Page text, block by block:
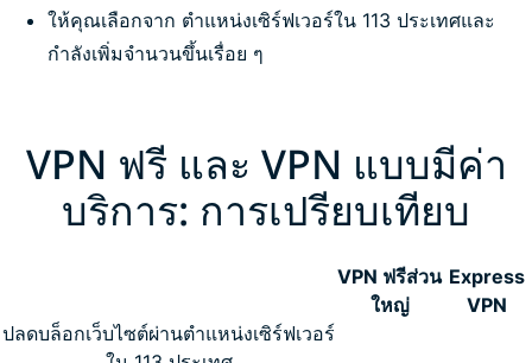
ให้คุณเลือกจาก ตำแหน่งเซิร์ฟเวอร์ใน 113 ประเทศและ
กำลังเพิ่มจำนวนขึ้นเรื่อย ๆ
VPN ฟรี และ VPN แบบมีค่า
บริการ: การเปรียบเทียบ
VPN ฟรีส่วน
ใหญ่
Express
VPN
ปลดบล็อกเว็บไซต์ผ่านตำแหน่งเซิร์ฟเวอร์